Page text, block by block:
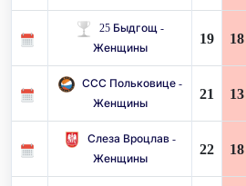
25 Быдгощ -
Женщины
19 18
ССС Польковице -
Женщины
21 13
Слеза Вроцлав -
Женщины
22 18